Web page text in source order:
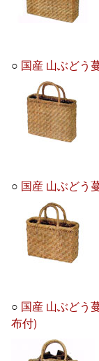
○ 国産 山ぶどう
○ 国産 山ぶどう
○ 国産 山ぶどう
布付)